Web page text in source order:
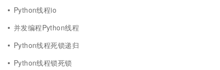
Python线程io
并发编程Python线程
Python线程死锁递归
Python线程锁死锁